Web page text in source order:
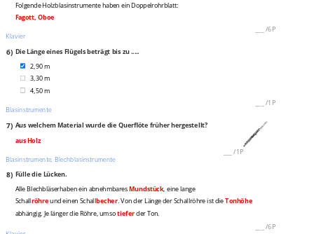
Folgende Holzblasinstrumente haben ein Doppelrohrblatt:
Fagott, Oboe
/6P
Klavier
6) Die Länge eines Flügels beträgt bis zu .....
2,90 m
3,30 m
4,50 m
/1P
Blasinstrumente
7) Aus welchem Material wurde die Querflöte früher hergestellt?
aus Holz
/1P
Blasinstrumente, Blechblasinstrumente
8) Fülle die Lücken.
Alle Blechbläserhaben ein abnehmbaresMundstück, eine lange
Schall röhreund einen Schall becher. Von der Länge der Schallröhre ist dieTonhöhe
abhängig. Je länger die Röhre, umsotieferder Ton.
/6P